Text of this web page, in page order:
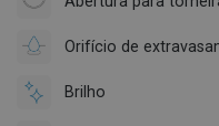
Orifício de
Brilho